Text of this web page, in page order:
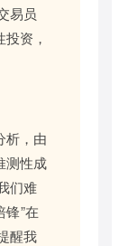
易员
资，
析，由
测性成
们难
锋”在
醒我